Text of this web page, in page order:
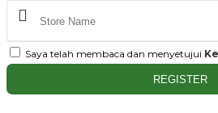
Saya telah membaca dan menyetujui
REGISTER